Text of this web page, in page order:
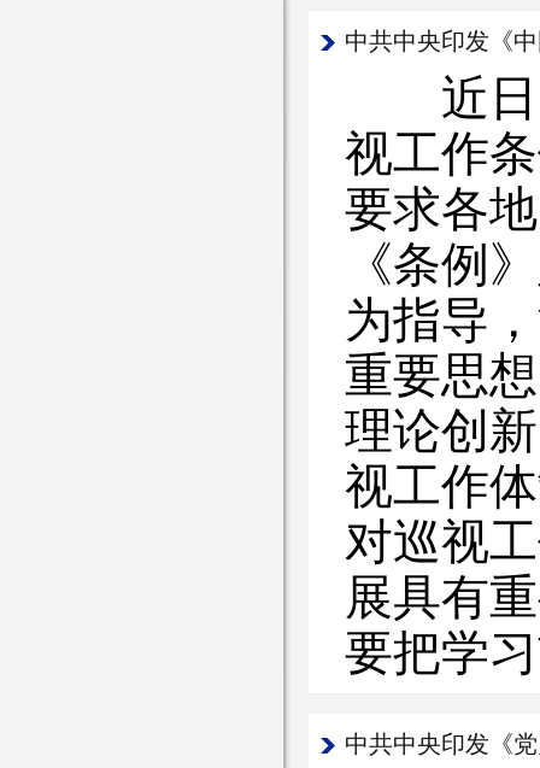
中共中央印发《
近日，
视工作
要求各
《条例
为指导
重要思
理论创
视工作
对巡视
展具有
要把学
中共中央印发《